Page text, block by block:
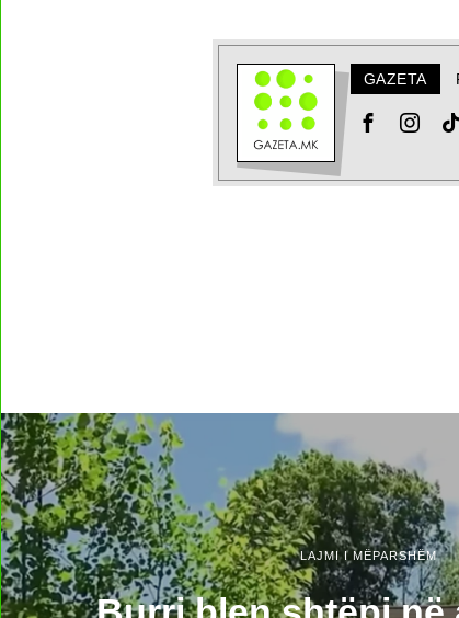
GAZETA
LAJMI I MËPARSHËM